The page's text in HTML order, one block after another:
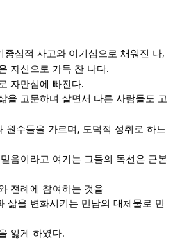
중심적 사고와 이기심으로 채워진 나,
자신으로 가득 찬 나다.
자만심에 빠진다.
을 고문하며 살면서 다른 사람들도 고
원수들을 가르며 , 도덕적 성취로 하느
음이라고 여기는 그들의 독선은 근본
전례에 참여하는 것을
삶을 변화시키는 만남의 대체물로 만
잃게 하였다.